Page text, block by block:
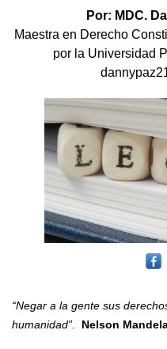
Por: MDC.
Maestra en Derecho
por la Universidad
“Negar a la gente sus
humanidad”. Nelson